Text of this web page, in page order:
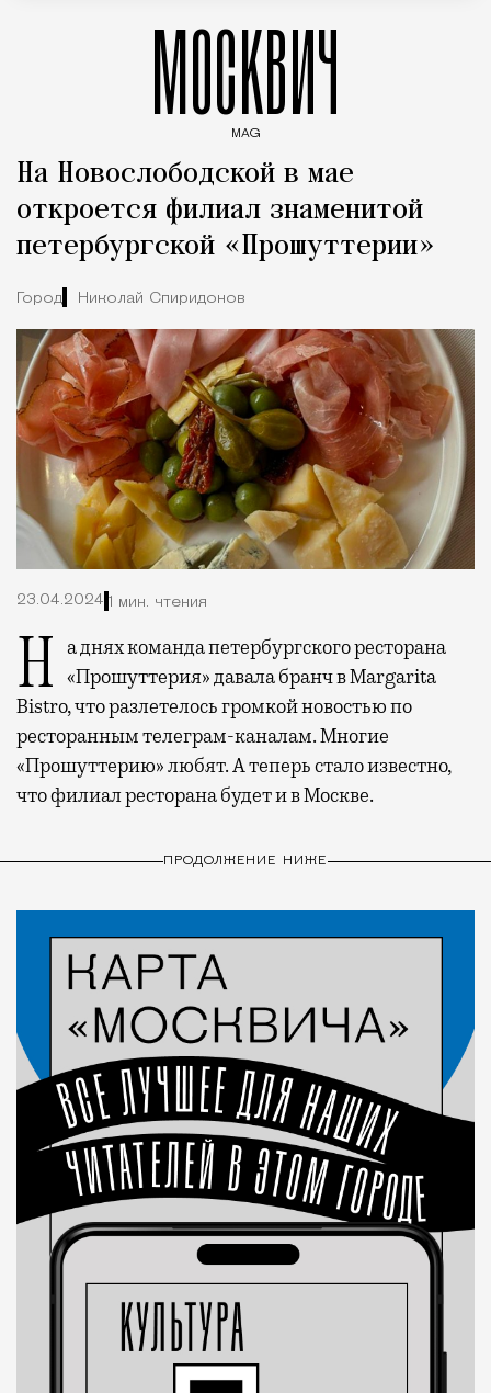
МОСКВИЧ
MAG
На Новослободской в мае
откроется филиал знаменитой
петербургской «Прошуттерии»
Город Николай Спиридонов
23.04.2024 1 мин. чтения
На днях команда петербургского ресторана «Прошуттерия» давала бранч в Margarita
Bistro, что разлетелось громкой новостью по
ресторанным телеграм-каналам. Многие
«Прошуттерию» любят. А теперь стало известно,
что филиал ресторана будет и в Москве.
ПРОДОЛЖЕНИЕ НИЖЕ